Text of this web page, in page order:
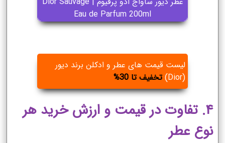
Eau de Parfum 200ml
لیست قیمت های عطر و ادکلن برند دیور
(Dior)
تخفیف تا 30%
۴. تفاوت در قیمت و ارزش خرید هر
نوع عطر